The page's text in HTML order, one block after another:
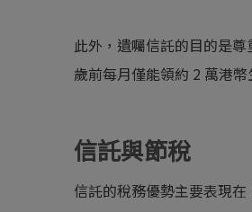
此外，遺囑信託的目的是
歲前每月僅能領約 2 萬港
信託與節稅
信託的稅務優勢主要表現在